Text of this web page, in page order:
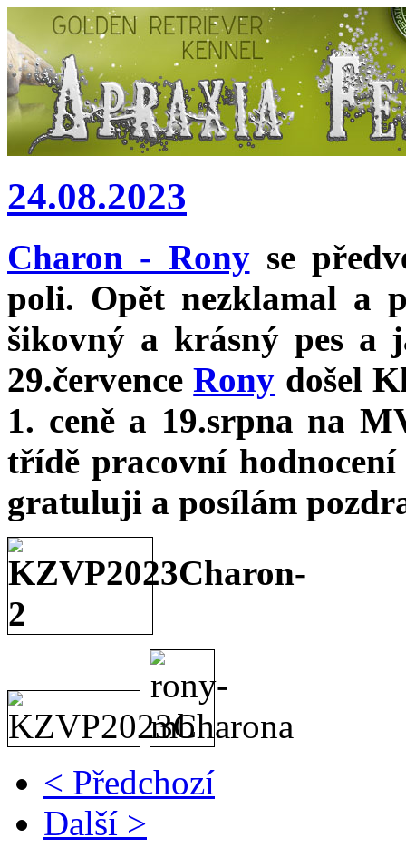
24.08.2023
Charon - Ronyse
poli. Opět nezklamal a
šikovný a krásný pes a
29.červenceRony došel
1. ceně a 19.srpna na
třídě pracovní
gratuluji a posílám
< Předchozí
Další >